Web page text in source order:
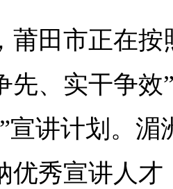
莆田市正在
先、实干争效
宣讲计划。湄
优秀宣讲人